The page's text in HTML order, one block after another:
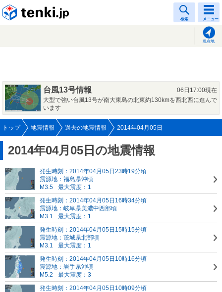
検索 メニュー
現在地
台風13号情報
06日17:00現在
大型で強い台風13号が南大東島の北東約130kmを西北西に進んで
います
トップ 地震情報 過去の地震情報 2014年04月05日
2014年04月05日の地震情報
発生時刻：2014年04月05日23時19分頃
震源地：福島県沖頃
M3.5
最大震度：1
発生時刻：2014年04月05日16時34分頃
震源地：岐阜県美濃中西部頃
M3.1
最大震度：1
発生時刻：2014年04月05日15時15分頃
震源地：茨城県北部頃
M3.1
最大震度：1
発生時刻：2014年04月05日10時16分頃
震源地：岩手県沖頃
M5.2
最大震度：3
発生時刻：2014年04月05日10時09分頃